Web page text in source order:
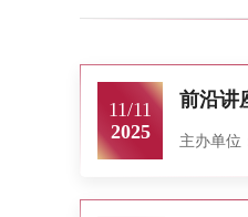
11/11
2025
前沿讲
主办单位